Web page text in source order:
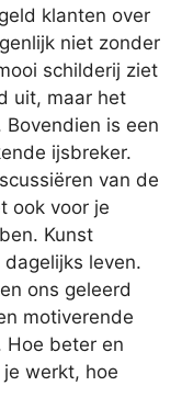
klanten over
niet zonder
schilderij ziet
uit, maar het
is een
ijsbreker.
van de
ook voor je
Kunst
leven.
ons geleerd
motiverende
Hoe beter en
werkt, hoe